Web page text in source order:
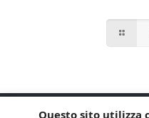
Questo sito utilizza